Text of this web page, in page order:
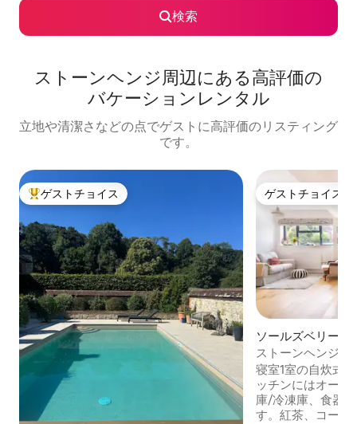
検索
ストーンヘンジ⁠周⁠辺⁠に⁠あ⁠る高⁠評⁠価⁠の
バ⁠ケ⁠ー⁠シ⁠ョ⁠ン⁠レ⁠ン⁠タ⁠ル
立地や清潔さなどの点でゲストに高評価のリスティング
です。
大好評のゲストチョイスです。
ゲストチョイス ゲストチョイス
ゲストチョイス
ソールズベリーの
ハウス
ストーンヘンジ近
寝室1部屋の一軒家
寝室1室の自炊式
ッチンにはオーブ
庫/冷凍庫、食器
す。紅茶、コーヒ